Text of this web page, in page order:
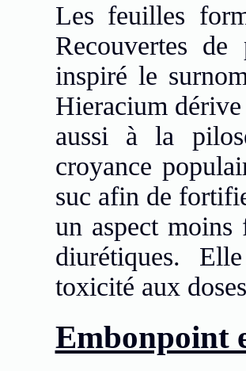
Les feuilles
Recouvertes
inspiré le
Hieracium
aussi à la
croyance
suc afin de
un aspect
diurétiques.
toxicité aux
Embonpoint